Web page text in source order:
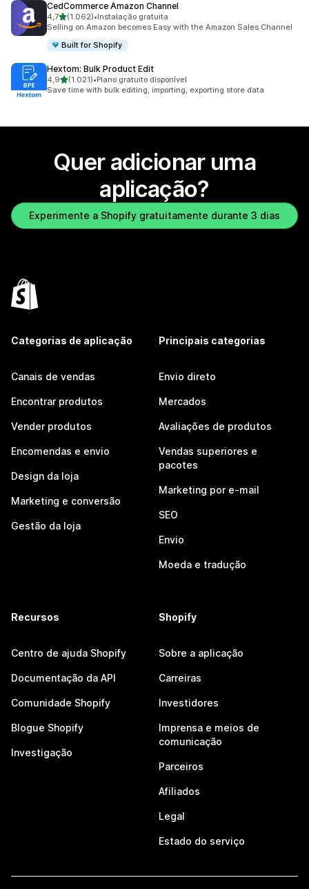
CedCommerce Amazon Channel
4,7de 5 estrelas
(1.062)
1062 total de avaliações
•Instalação gratuita
Selling on Amazon becomes Easy with the Amazon Sales Channel
Built for Shopify
Hextom: Bulk Product Edit
4,9de 5 estrelas
(1.021)
1021 total de avaliações
•Plano gratuito disponível
Save time with bulk editing, importing, exporting store data
Quer adicionar uma
aplicação?
Experimente a Shopify gratuitamente durante 3 dias
Categorias de aplicação
Canais de vendas
Encontrar produtos
Vender produtos
Encomendas e envio
Design da loja
Marketing e conversão
Gestão da loja
Principais categorias
Envio direto
Mercados
Avaliações de produtos
Vendas superiores e
pacotes
Marketing por e-mail
SEO
Envio
Moeda e tradução
Recursos
Centro de ajuda Shopify
Documentação da API
Comunidade Shopify
Blogue Shopify
Investigação
Shopify
Sobre a aplicação
Carreiras
Investidores
Imprensa e meios de
comunicação
Parceiros
Afiliados
Legal
Estado do serviço